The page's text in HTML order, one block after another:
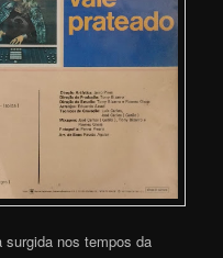
nos tempos da